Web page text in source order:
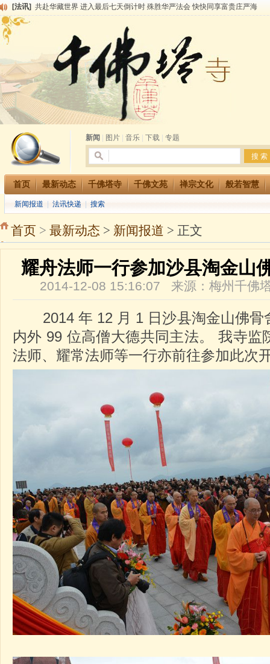
[法讯] 共赴华藏世界 进入最后七天倒计时 殊胜华严法会 快快同享富贵庄严海
[法讯]
清明节祭祖报恩地藏法会
本寺方丈上明下慧尼和尚开讲《六祖坛经》
[法讯]
2015-3-26师父于法堂对大众的开示
[法讯] 广东千佛塔寺云门佛学院女众部 2016年招生简章
[法讯]
恭请海涛法师莅临千佛塔寺弘法
[法讯]
2014年七月大法会 祈福息灾地藏七 冥阳两利普渡群蒙盂兰盆
[法讯]
千佛塔寺云门佛学院女众部2014年招生简章
[法讯] 千佛塔寺兴建佛学院综合大楼缘起
新闻
图片 音乐 下载 专题
首页 最新动态 千佛塔寺 千佛文苑 禅宗文化 般若智慧
新闻报道 法讯快递 搜索
首页 > 最新动态 > 新闻报道 > 正文
耀舟法师一行参加沙县淘金山
2014-12-08 15:16:07 来源：梅州千佛
2014 年 12 月 1 日沙县淘金山佛骨
内外 99 位高僧大德共同主法。 我寺监
法师、耀常法师等一行亦前往参加此次